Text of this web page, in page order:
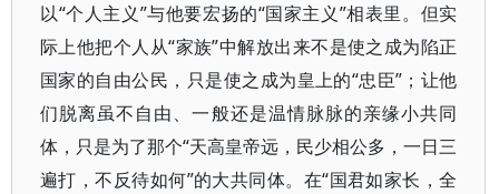
以“个人主义”与他要宏扬的“国家主义”相表里。但实
际上他把个人从“家族”中解放出来不是使之成为陷正
国家的自由公民，只是使之成为皇上的“忠臣”；让他
们脱离虽不自由、一般还是温情脉脉的亲缘小共同
体，只是为了那个“天高皇帝远，民少相公多，一日三
遍打，不反待如何”的大共同体。在“国君如家长，全